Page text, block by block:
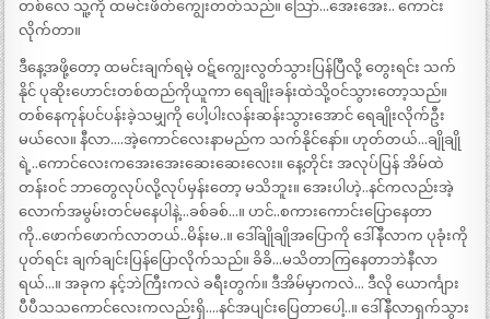
တစ်လေ သူ့ကို ထမင်းဖိတ်ကျွေးတတ်သည်။ သြော်…အေးအေး.. ကောင်း
လိုက်တာ။
ဒီနေ့အဖို့တော့ ထမင်းချက်ရမဲ့ ဝဋ်ကျွေးလွတ်သွားပြန်ပြီလို့ တွေးရင်း သက်
နိုင် ပုဆိုးဟောင်းတစ်ထည်ကိုယူကာ ရေချိုးခန်းထဲသို့ဝင်သွားတော့သည်။
တစ်နေကုန်ပင်ပန်းခဲ့သမျှကို ပေါ့ပါးလန်းဆန်းသွားအောင် ရေချိုးလိုက်ဦး
မယ်လေ။ နီလာ….အဲ့ကောင်လေးနာမည်က သက်နိုင်နော်။ ဟုတ်တယ်…ချိုချို
ရဲ့..ကောင်လေးကအေးအေးဆေးဆေးလေး။ နေ့တိုင်း အလုပ်ပြန် အိမ်ထဲ
တန်းဝင် ဘာတွေလုပ်လို့လုပ်မှန်းတော့ မသိဘူး။ အေးပါဟဲ့..နင်ကလည်းအဲ့
လောက်အမွမ်းတင်မနေပါနဲ့…ခစ်ခစ်…။ ဟင်..စကားကောင်းပြောနေတာ
ကို..ဖောက်ဖောက်လာတယ်..မိန်းမ..။ ဒေါ်ချိုချိုအပြောကို ဒေါ်နီလာက ပုခုံးကို
ပုတ်ရင်း ချက်ချင်းပြန်ပြောလိုက်သည်။ ခိခိ…မသိတာကြနေတာဘဲနီလာ
ရယ်…။ အခုက နင့်ဘဲကြီးကလဲ ခရီးတွက်။ ဒီအိမ်မှာကလဲ… ဒီလို ယောင်္ကျား
ပီပီသသကောင်လေးကလည်းရှိ….နင်အပျင်းပြေတာပေါ့..။ ဒေါ်နီလာရှက်သွား